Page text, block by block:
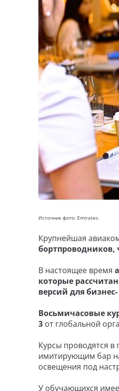
Источник фото: Emirates.
Крупнейшая
В настоящее время
которые
версий для
Восьмичасовые
3 от глобальной
Курсы проводятся
имитирующим бар
освещения под
У обучающихся